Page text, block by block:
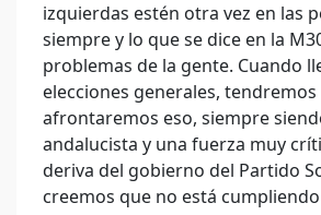
izquierdas estén otra vez en las
siempre y lo que se dice en la
problemas de la gente. Cuando
elecciones generales,
afrontaremos eso, siempre
andalucista y una fuerza muy
deriva del gobierno del Partido
creemos que no está